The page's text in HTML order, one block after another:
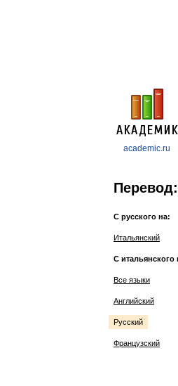
academic.ru
Перевод:
С русского на:
Итальянский
С итальянского
Все языки
Английский
Русский
Французский